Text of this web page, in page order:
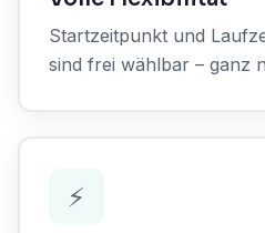
Startzeitpunkt und
sind frei wählbar – ganz
⚡